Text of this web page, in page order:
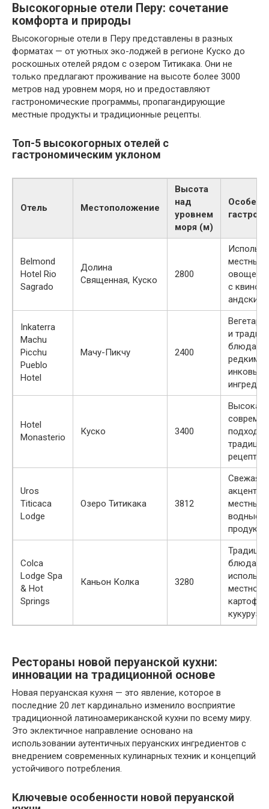
Высокогорные отели Перу: сочетание
комфорта и природы
Высокогорные отели в Перу представлены в разных
форматах — от уютных эко-лоджей в регионе Куско до
роскошных отелей рядом с озером Титикака. Они не
только предлагают проживание на высоте более 3000
метров над уровнем моря, но и предоставляют
гастрономические программы, пропагандирующие
местные продукты и традиционные рецепты.
Топ-5 высокогорных отелей с
гастрономическим уклоном
Отель Местоположение
Высота
над
уровнем
моря (м)
Belmond
Hotel Rio
Sagrado
Долина
Священная, Куско
2800
местных
овощей,
с квиноа
андским
Inkaterra
Machu
Picchu
Pueblo
Hotel
Мачу-Пикчу 2400
и
блюда с
редкими
Hotel
Monasterio
Куско 3400
Высокая
рецептам
Uros
Titicaca
Lodge
Озеро Титикака 3812
Свежая
акцент на
местные
водные
продукты
Colca
Lodge Spa
& Hot
Springs
Каньон Колка 3280
блюда с
местного
кукурузы
Рестораны новой перуанской кухни:
инновации на традиционной основе
Новая перуанская кухня — это явление, которое в
последние 20 лет кардинально изменило восприятие
традиционной латиноамериканской кухни по всему миру.
Это эклектичное направление основано на
использовании аутентичных перуанских ингредиентов с
внедрением современных кулинарных техник и концепций
устойчивого потребления.
Ключевые особенности новой перуанской